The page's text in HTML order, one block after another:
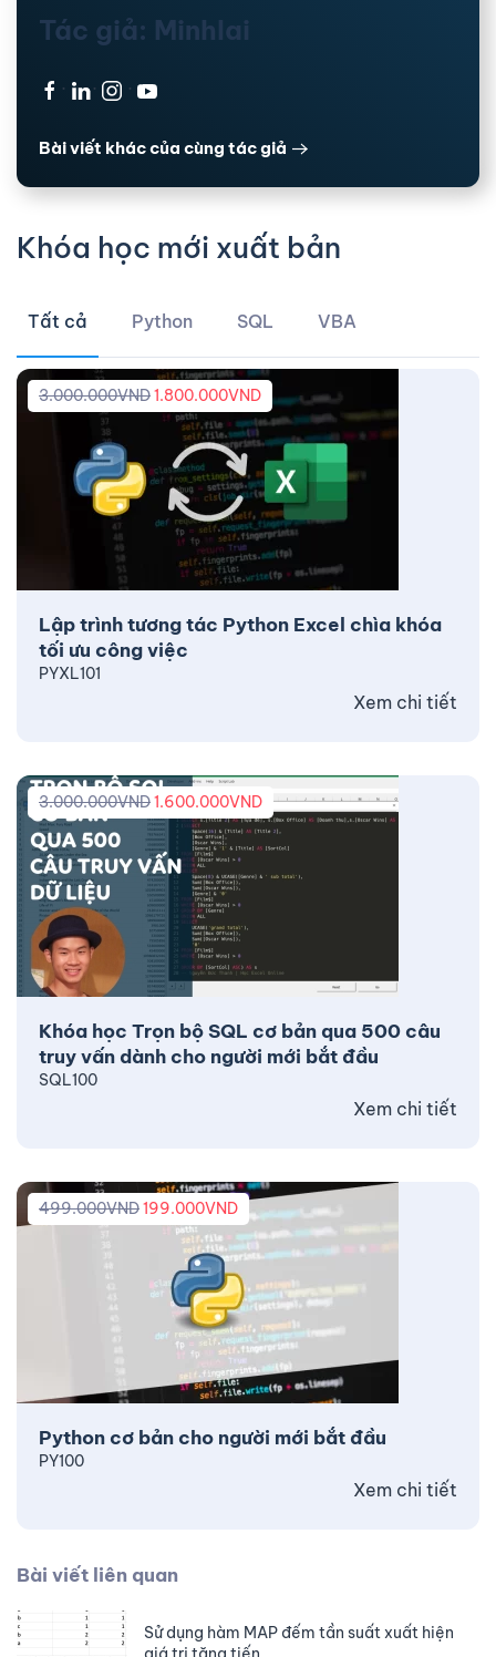
Tác giả: Minhlai
· · ·
Bài viết khác của cùng tác giả
Khóa học mới xuất bản
Tất cả Python SQL VBA
Lập trình tương tác Python Excel chìa khóa
tối ưu công việc
3.000.000VND1.800.000VND
PYXL101
Xem chi tiết
Khóa học Trọn bộ SQL cơ bản qua 500 câu
truy vấn dành cho người mới bắt đầu
3.000.000VND1.600.000VND
SQL100
Xem chi tiết
Python cơ bản cho người mới bắt đầu
499.000VND199.000VND
PY100
Xem chi tiết
Bài viết liên quan
Sử dụng hàm MAP đếm tần suất xuất hiện